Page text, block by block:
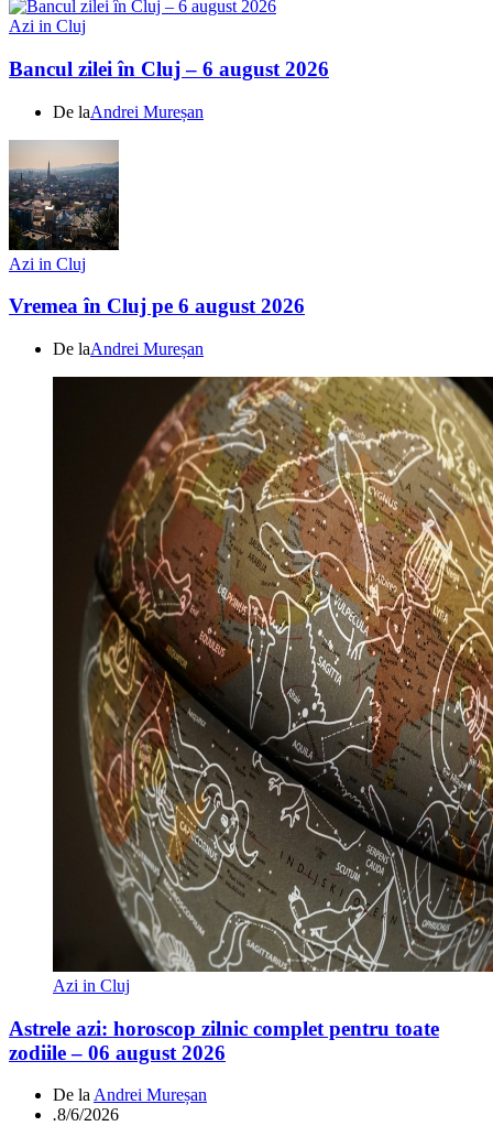
Azi in Cluj
Bancul zilei în Cluj – 6 august 2026
De laAndrei Mureșan
Azi in Cluj
Vremea în Cluj pe 6 august 2026
De laAndrei Mureșan
Azi in Cluj
Astrele azi: horoscop zilnic complet pentru toate
zodiile – 06 august 2026
De laAndrei Mureșan
.8/6/2026